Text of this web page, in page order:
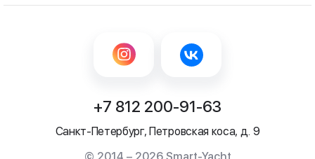
+7 812 200-91-63
Санкт-Петербург, Петровская коса, д. 9